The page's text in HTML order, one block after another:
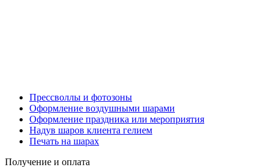
Прессволлы и фотозоны
Оформление воздушными шарами
Оформление праздника или мероприятия
Надув шаров клиента гелием
Печать на шарах
Получение и оплата